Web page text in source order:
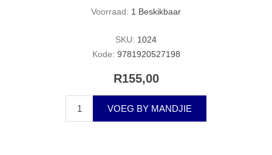
Voorraad: 1 Beskikbaar
SKU: 1024
Kode: 9781920527198
R155,00
VOEG BY MANDJIE